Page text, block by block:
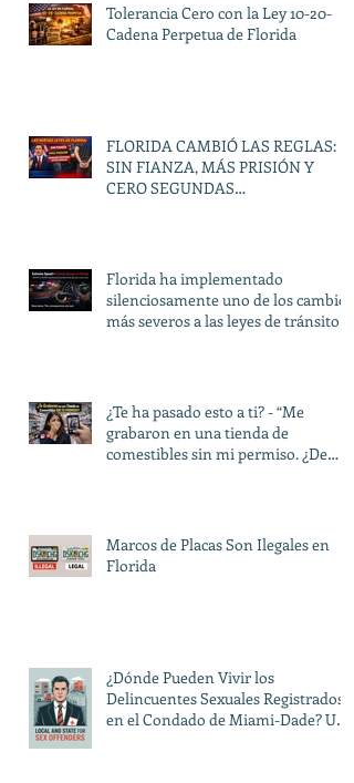
Tolerancia Cero con la Ley 10-20-
Cadena Perpetua de Florida
FLORIDA CAMBIÓ LAS REGLAS:
SIN FIANZA, MÁS PRISIÓN Y
CERO SEGUNDAS
Florida ha implementado
silenciosamente uno de los cambios
más severos a las leyes de tránsito
¿Te ha pasado esto a ti? - “Me
grabaron en una tienda de
comestibles sin mi permiso. ¿De
Marcos de Placas Son Ilegales en
Florida
¿Dónde Pueden Vivir los
Delincuentes Sexuales Registrados
en el Condado de Miami-Dade? Una